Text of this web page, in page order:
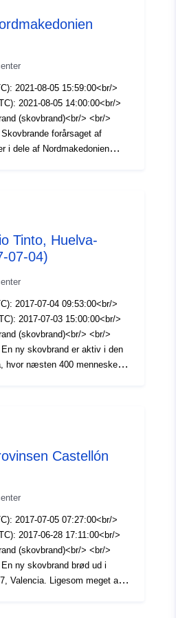
2021-08-05 14:00:00<br/>
(skovbrand)<br/> <br/>
i dele af Nordmakedonien
- Mapping er en tjeneste,
Kommissionen, og som har til
katastrofer, navnlig
og aktører inden for
baseret
Tinto, Huelva-
07-04)
2017-07-03 15:00:00<br/>
(skovbrand)<br/> <br/>
hvor næsten 400 mennesker
Kommissionen, og som har til
for forvaltning af
og aktører inden for
baseret
Castellón
2017-06-28 17:11:00<br/>
(skovbrand)<br/> <br/>
Valencia. Ligesom meget af